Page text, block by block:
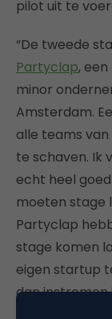
pilot uit te
“De tweede
Partyclap,
minor
Amsterdam.
alle teams
te schaven. Ik
echt heel
moeten stage
Partyclap
stage komen
eigen startup
dan instromen
ze nu net